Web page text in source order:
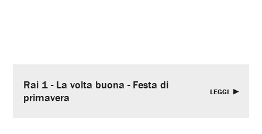
Rai 1 - La volta buona - Festa di
primavera
LEGGI